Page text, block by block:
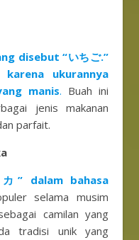
disebut “いちご.”
ukurannya
manis. Buah ini
jenis makanan
parfait.
” dalam bahasa
selama musim
camilan yang
tradisi unik yang